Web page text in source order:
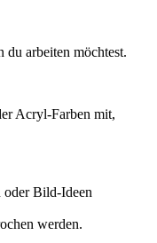
du arbeiten möchtest.
Acryl-Farben mit,
oder Bild-Ideen
werden.